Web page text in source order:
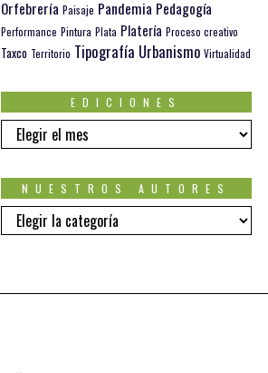
Orfebrería Paisaje Pandemia Pedagogía
Performance Pintura Plata Platería Proceso creativo
Taxco Territorio Tipografía Urbanismo Virtualidad
EDICIONES
EDICIONES
NUESTROS AUTORES
Nuestros
autores